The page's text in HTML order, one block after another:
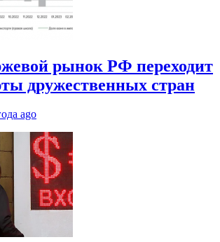
рынок РФ переходит
дружественных стран
ago